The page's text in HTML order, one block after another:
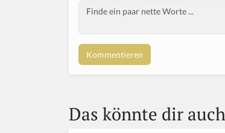
o
u
h
u
Body
Das könnte dir